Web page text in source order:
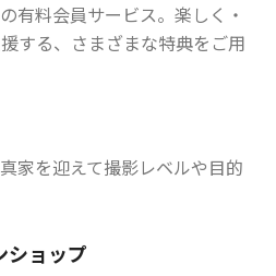
有料会員サービス。楽しく・
する、さまざまな特典をご用
家を迎えて撮影レベルや目的
ショップ